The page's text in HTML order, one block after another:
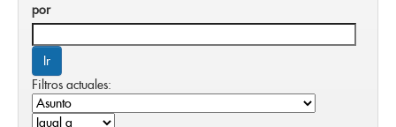
por
Filtros actuales: